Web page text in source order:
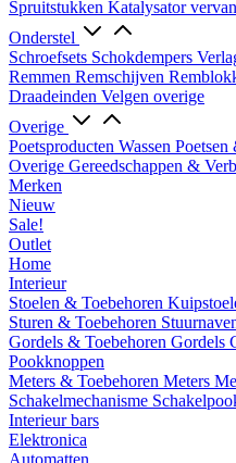
Spruitstukken Katalysator
Onderstel
Schroefsets Schokdempers
Remmen Remschijven
Draadeinden Velgen overige
Overige
Poetsproducten Wassen Poetsen
Overige Gereedschappen &
Merken
Nieuw
Sale!
Outlet
Home
Interieur
Stoelen & Toebehoren
Sturen & Toebehoren
Gordels & Toebehoren Gordels
Pookknoppen
Meters & Toebehoren Meters
Schakelmechanisme
Interieur bars
Elektronica
Automatten